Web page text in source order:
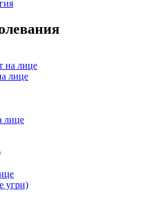
на лице
лице
лице
угри)